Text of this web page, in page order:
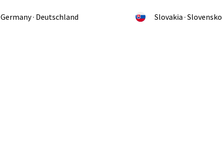
Germany · Deutschland Slovakia · Slovensko